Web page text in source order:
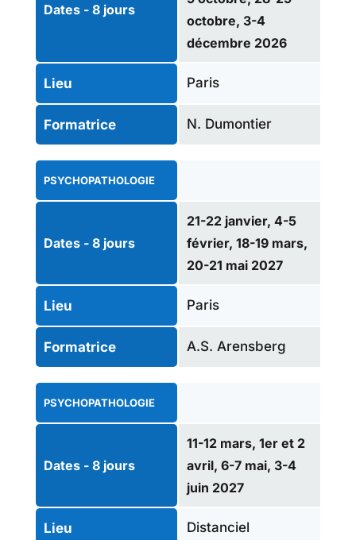
Dates - 8 jours
Lieu
Formatrice
octobre, 3-4
décembre 2026
Paris
N. Dumontier
PSYCHOPATHOLOGIE
Dates - 8 jours
Lieu
Formatrice
21-22 janvier, 4-5
février, 18-19 mars,
20-21 mai 2027
Paris
A.S. Arensberg
PSYCHOPATHOLOGIE
Dates - 8 jours
Lieu
11-12 mars, 1er et 2
avril, 6-7 mai, 3-4
juin 2027
Distanciel